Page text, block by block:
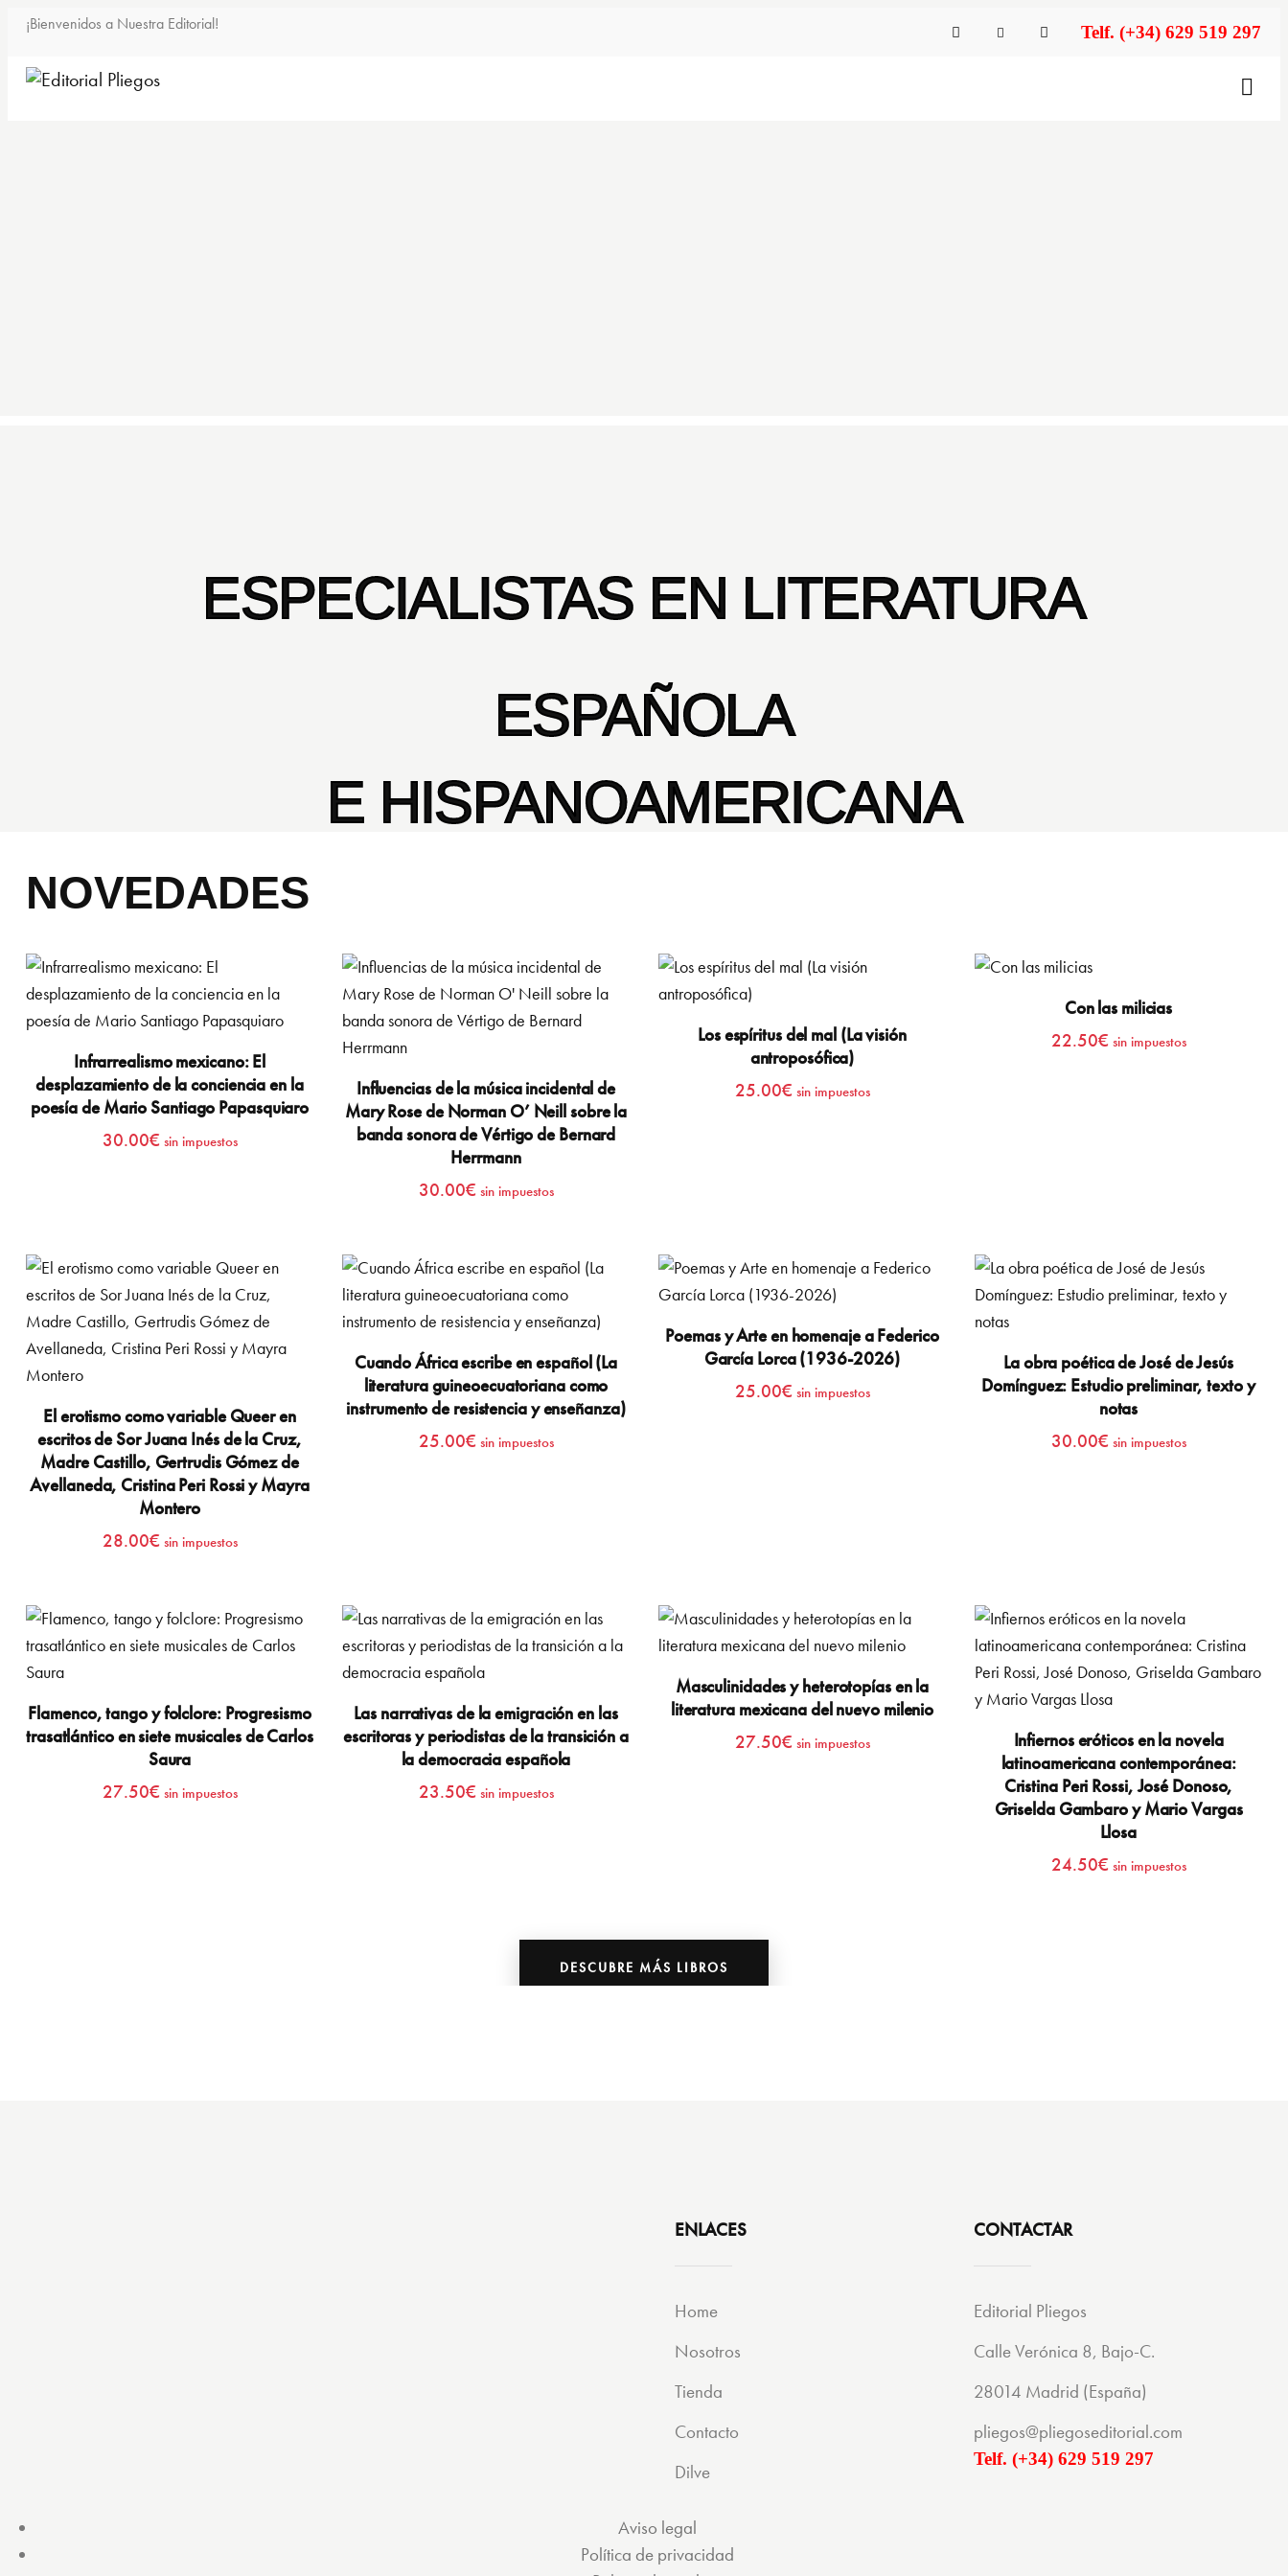
¡Bienvenidos a Nuestra Editorial! Telf. (+34) 629 519 297
ESPECIALISTAS EN LITERATURA
ESPAÑOLA
E HISPANOAMERICANA
NOVEDADES
Infrarrealismo mexicano: El
desplazamiento de la conciencia en la
poesía de Mario Santiago Papasquiaro
30.00€ sin impuestos
Influencias de la música incidental de
Mary Rose de Norman O’ Neill sobre la
banda sonora de Vértigo de Bernard
Herrmann
30.00€ sin impuestos
Los espíritus del mal (La visión
antroposófica)
25.00€ sin impuestos
Con las milicias
22.50€ sin impuestos
El erotismo como variable Queer en
escritos de Sor Juana Inés de la Cruz,
Madre Castillo, Gertrudis Gómez de
Avellaneda, Cristina Peri Rossi y Mayra
Montero
28.00€ sin impuestos
Cuando África escribe en español (La
literatura guineoecuatoriana como
instrumento de resistencia y enseñanza)
25.00€ sin impuestos
Poemas y Arte en homenaje a Federico
García Lorca (1936-2026)
25.00€ sin impuestos
La obra poética de José de Jesús
Domínguez: Estudio preliminar, texto y
notas
30.00€ sin impuestos
Flamenco, tango y folclore: Progresismo
trasatlántico en siete musicales de Carlos
Saura
27.50€ sin impuestos
Las narrativas de la emigración en las
escritoras y periodistas de la transición a
la democracia española
23.50€ sin impuestos
Masculinidades y heterotopías en la
literatura mexicana del nuevo milenio
27.50€ sin impuestos
Infiernos eróticos en la novela
latinoamericana contemporánea:
Cristina Peri Rossi, José Donoso,
Griselda Gambaro y Mario Vargas
Llosa
24.50€ sin impuestos
DESCUBRE MÁS LIBROS
ENLACES
Home
Nosotros
Tienda
Contacto
Dilve
CONTACTAR
Editorial Pliegos
Calle Verónica 8, Bajo-C.
28014 Madrid (España)
pliegos@pliegoseditorial.com
Telf. (+34) 629 519 297
Aviso legal
Política de privacidad